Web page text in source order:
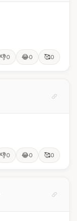
👎0 😂0 🥰0
👎0 😂0 🥰0